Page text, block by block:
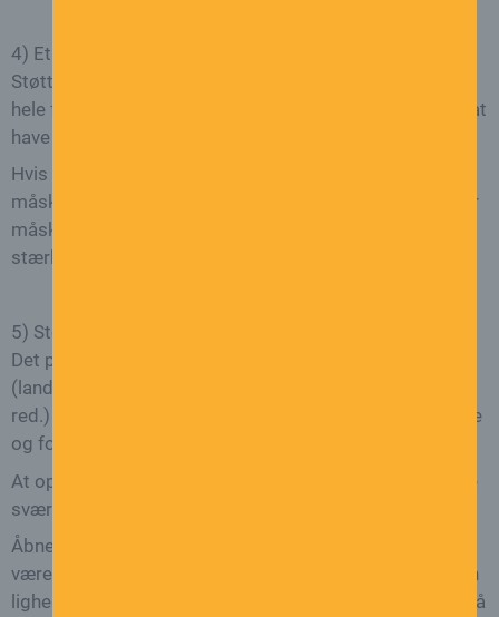
4) Et venligt arbejdsmiljø
Støttende kollegaer i et venligt arbejdsmiljø kan gøre
hele forskellen, og forskning tyder på, at fordelene ved at
have gode kollegaer er overvældende.
Hvis dine kollegaer er en stor del af problemet, skal du
måske tænke over, hvad dine muligheder er, og hvad der
måske kan hjælpe med at gøre forholdet til dem
stærkere.
5) Støt åbenheden
Det psykiske helbred er stadig meget tabuiseret. Mind
(landsforeningen for psykisk sundhed i Storbritannien
red.) skriver, at ’arbejdsgivere og ansatte føler sig bange
og forvirrede ved at omgås emnet.’
At opmuntre til åbne diskussioner er måske noget af de
sværeste for både ansatte og ledere.
Åbne diskussioner om mentalt helbred har heller ikke
været almindelige historisk set, men hvis vi skal sikre en
lighed mellem fysiske og mentale helbredsproblemer, så